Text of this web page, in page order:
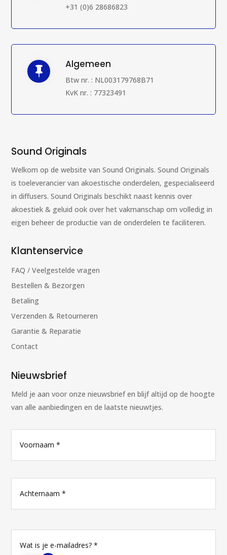
+31 (0)6 28686823

Algemeen
Btw nr. : NL003179768B71
KvK nr. : 77323491
Sound Originals
Welkom op de website van Sound Originals. Sound Originals
is toeleverancier van akoestische onderdelen, gespecialiseerd
in diffusers. Sound Originals beschikt naast kennis over
akoestiek & geluid ook over het vakmanschap om volledig in
eigen beheer de productie van de onderdelen te faciliteren.
Klantenservice
FAQ / Veelgestelde vragen
Bestellen & Bezorgen
Betaling
Verzenden & Retourneren
Garantie & Reparatie
Contact
Nieuwsbrief
Meld je aan voor onze nieuwsbrief en blijf altijd op de hoogte
van alle aanbiedingen en de laatste nieuwtjes.
*
E